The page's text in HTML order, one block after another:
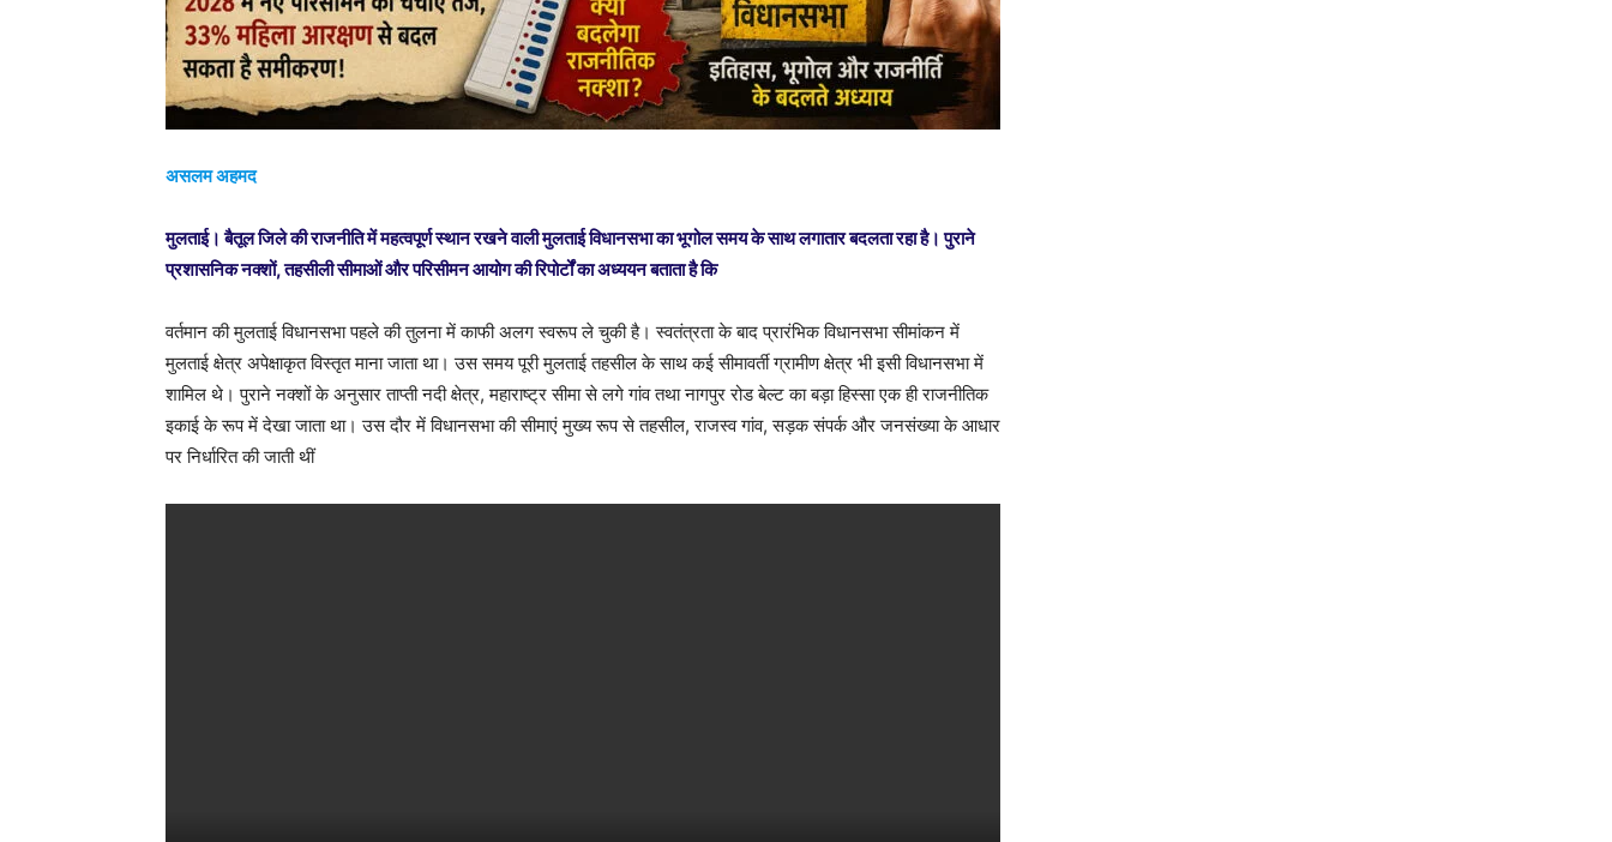
असलम अहमद
मुलताई। बैतूल जिले की राजनीति में महत्वपूर्ण स्थान रखने वाली मुलताई विधानसभा का भूगोल समय के साथ लगातार बदलता रहा है। पुराने
प्रशासनिक नक्शों, तहसीली सीमाओं और परिसीमन आयोग की रिपोर्टों का अध्ययन बताता है कि
वर्तमान की मुलताई विधानसभा पहले की तुलना में काफी अलग स्वरूप ले चुकी है। स्वतंत्रता के बाद प्रारंभिक विधानसभा सीमांकन में
मुलताई क्षेत्र अपेक्षाकृत विस्तृत माना जाता था। उस समय पूरी मुलताई तहसील के साथ कई सीमावर्ती ग्रामीण क्षेत्र भी इसी विधानसभा में
शामिल थे। पुराने नक्शों के अनुसार ताप्ती नदी क्षेत्र, महाराष्ट्र सीमा से लगे गांव तथा नागपुर रोड बेल्ट का बड़ा हिस्सा एक ही राजनीतिक
इकाई के रूप में देखा जाता था। उस दौर में विधानसभा की सीमाएं मुख्य रूप से तहसील, राजस्व गांव, सड़क संपर्क और जनसंख्या के आधार
पर निर्धारित की जाती थीं